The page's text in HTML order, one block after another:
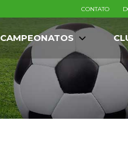
CONTATO
CAMPEONATOS